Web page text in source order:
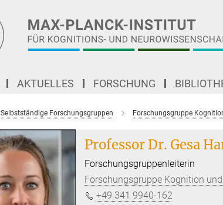
AKTUELLES FORSCHUNG
Selbstständige Forschungsgruppen Forschungsgruppe
Professor Dr. Gesa
Forschungsgruppenleiterin
Forschungsgruppe Kognition
+49 341 9940-162